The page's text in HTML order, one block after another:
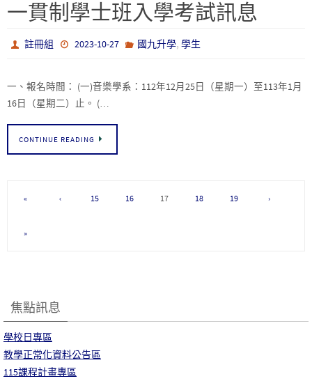
一貫制學士班入學考試訊息
註冊組 2023-10-27 國九升學, 學生
一、報名時間： (一)音樂學系：112年12月25日（星期一）至113年1月
16日（星期二）止。 (…
CONTINUE READING
« ‹ 15 16 17 18 19 ›
»
焦點訊息
學校日專區
教學正常化資料公告區
115課程計畫專區